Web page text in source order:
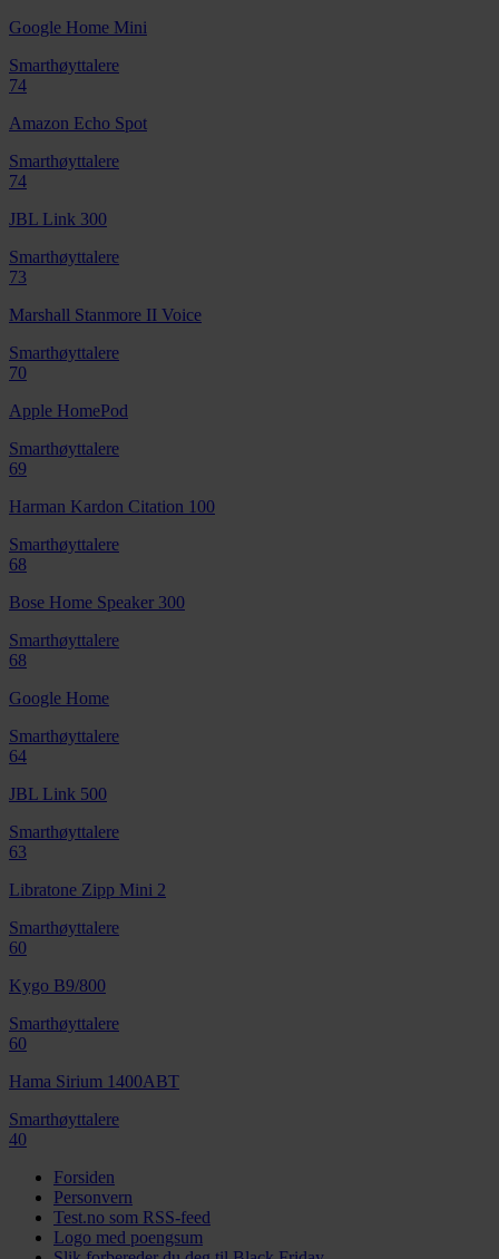
Google Home Mini
Smarthøyttalere
74
Amazon Echo Spot
Smarthøyttalere
74
JBL Link 300
Smarthøyttalere
73
Marshall Stanmore II Voice
Smarthøyttalere
70
Apple HomePod
Smarthøyttalere
69
Harman Kardon Citation 100
Smarthøyttalere
68
Bose Home Speaker 300
Smarthøyttalere
68
Google Home
Smarthøyttalere
64
JBL Link 500
Smarthøyttalere
63
Libratone Zipp Mini 2
Smarthøyttalere
60
Kygo B9/800
Smarthøyttalere
60
Hama Sirium 1400ABT
Smarthøyttalere
40
Forsiden
Personvern
Test.no som RSS-feed
Logo med poengsum